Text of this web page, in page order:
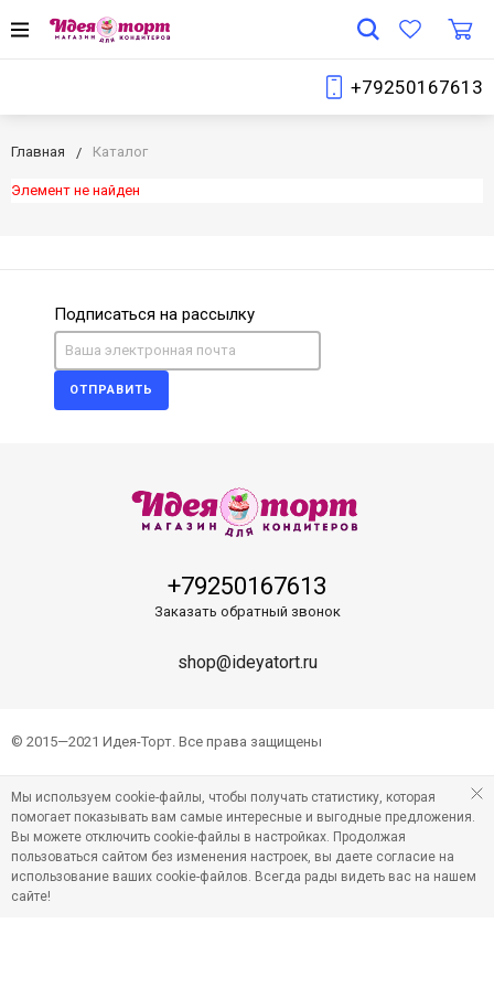
+79250167613
Главная Каталог
Элемент не найден
Подписаться на рассылку
ОТПРАВИТЬ
+79250167613
Заказать обратный звонок
shop@ideyatort.ru
© 2015—2021 Идея-Торт. Все права защищены
Мы используем cookie-файлы, чтобы получать статистику, которая
помогает показывать вам самые интересные и выгодные предложения.
Вы можете отключить cookie-файлы в настройках. Продолжая
пользоваться сайтом без изменения настроек, вы даете согласие на
использование ваших cookie-файлов. Всегда рады видеть вас на нашем
сайте!